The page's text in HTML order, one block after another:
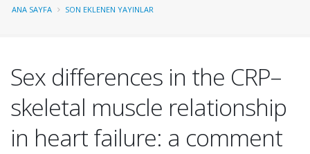
ANA SAYFA SON EKLENEN YAYINLAR
Sex differences in the CRP–
skeletal muscle relationship
in heart failure: a comment